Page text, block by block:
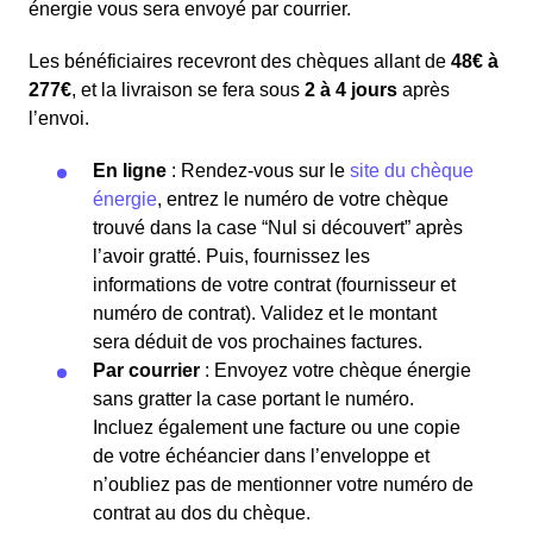
énergie vous sera envoyé par courrier.
Les bénéficiaires recevront des chèques allant de 48€ à
277€, et la livraison se fera sous 2 à 4 jours après
l’envoi.
En ligne : Rendez-vous sur le site du chèque
énergie, entrez le numéro de votre chèque
trouvé dans la case “Nul si découvert” après
l’avoir gratté. Puis, fournissez les
informations de votre contrat (fournisseur et
numéro de contrat). Validez et le montant
sera déduit de vos prochaines factures.
Par courrier : Envoyez votre chèque énergie
sans gratter la case portant le numéro.
Incluez également une facture ou une copie
de votre échéancier dans l’enveloppe et
n’oubliez pas de mentionner votre numéro de
contrat au dos du chèque.